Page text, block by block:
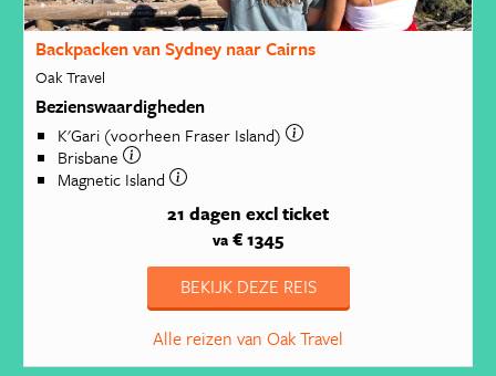
Backpacken van Sydney naar Cairns
Oak Travel
Bezienswaardigheden
K'Gari (voorheen Fraser Island)
Brisbane
Magnetic Island
21 dagen excl ticket
va € 1345
BEKIJK DEZE REIS
Alle reizen van Oak Travel